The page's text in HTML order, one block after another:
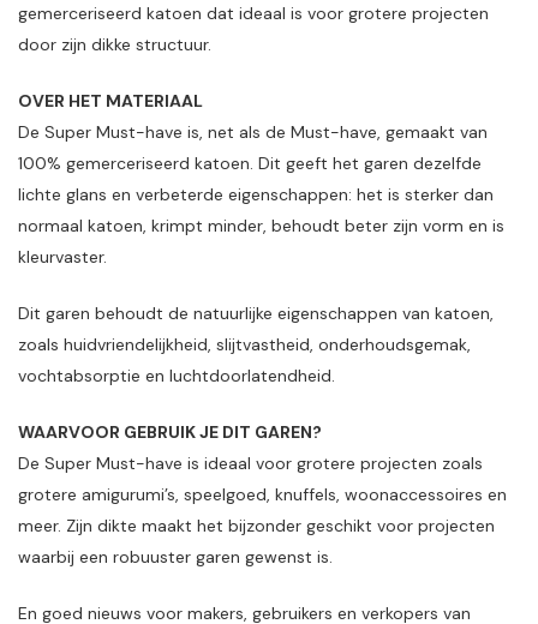
gemerceriseerd katoen dat ideaal is voor grotere projecten
door zijn dikke structuur.
OVER HET MATERIAAL
De Super Must-have is, net als de Must-have, gemaakt van
100% gemerceriseerd katoen. Dit geeft het garen dezelfde
lichte glans en verbeterde eigenschappen: het is sterker dan
normaal katoen, krimpt minder, behoudt beter zijn vorm en is
kleurvaster.
Dit garen behoudt de natuurlijke eigenschappen van katoen,
zoals huidvriendelijkheid, slijtvastheid, onderhoudsgemak,
vochtabsorptie en luchtdoorlatendheid.
WAARVOOR GEBRUIK JE DIT GAREN?
De Super Must-have is ideaal voor grotere projecten zoals
grotere amigurumi’s, speelgoed, knuffels, woonaccessoires en
meer. Zijn dikte maakt het bijzonder geschikt voor projecten
waarbij een robuuster garen gewenst is.
En goed nieuws voor makers, gebruikers en verkopers van